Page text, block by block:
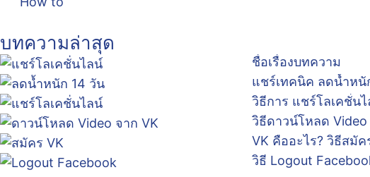
บทความล่าสุด
ชื่อเรื่องบทความ
แชร์เทคนิค ลดน้ำหนั
วิธีการ แชร์โลเคชั่น
วิธีดาวน์โหลด
VK คืออะไร? วิธีสมั
วิธี Logout